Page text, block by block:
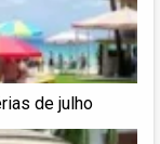
de julho